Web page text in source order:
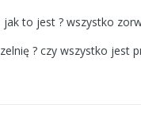
to jest ? wszystko
? czy wszystko jest